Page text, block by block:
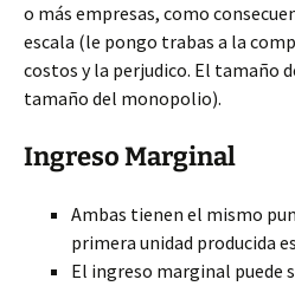
o más empresas, como
escala (le pongo trabas a la
costos y la perjudico. El tamaño
tamaño del monopolio).
Ingreso Marginal
Ambas tienen el mismo
primera unidad producida
El ingreso marginal puede